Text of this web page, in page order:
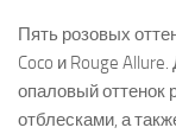
Пять розовых
Coco и Rouge
опаловый оттенок
отблесками, а